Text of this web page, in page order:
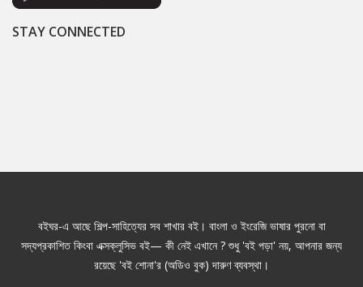
STAY CONNECTED
বইঘর-এ আছে শিল্প-সাহিত্যের সব শাখার বই। বাংলা ও ইংরেজি ভাষার পুরনো বা
সদ্যপ্রকাশিত কিংবা এক্সক্লুসিভ বই— কী নেই এখানে ? শুধু 'বই পড়া' নয়, আপনার জন্য
রয়েছে 'বই শোনা'র (অডিও বুক) দারুণ ব্যবস্থা।